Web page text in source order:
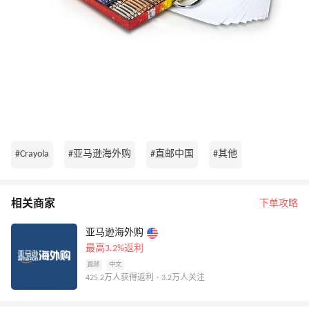
#Crayola #亚马逊海外购 #直邮中国 #其他
相关商家 下单攻略
亚马逊海外购
最高3.2%返利
直邮 中文
425.2万人获得返利 · 3.2万人关注